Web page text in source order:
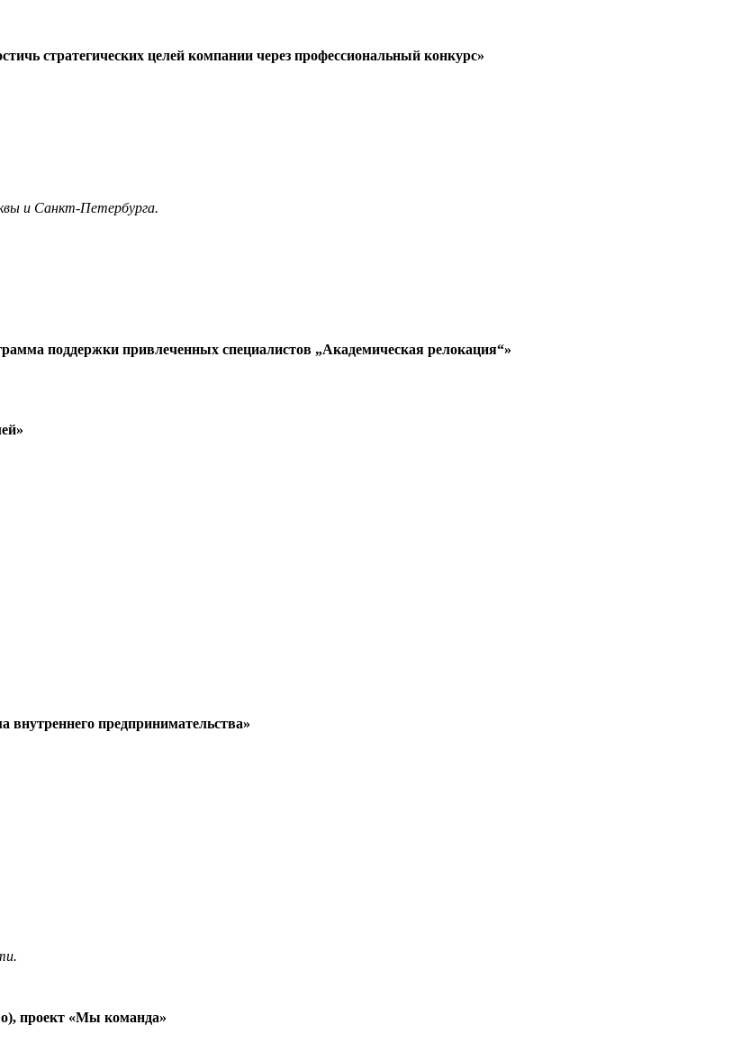
стратегических целей компании через профессиональный конкурс»
и Санкт-Петербурга.
поддержки привлеченных специалистов „Академическая релокация“»
предпринимательства»
проект «Мы команда»